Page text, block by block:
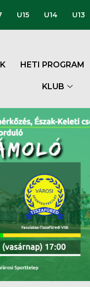
U15 U14 U13
HETI PROGRAM
KLUB